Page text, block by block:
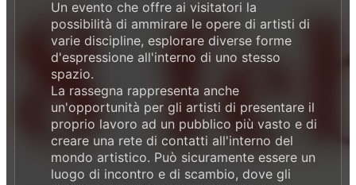
Un evento che offre ai visitatori la
possibilità di ammirare le opere di artisti di
varie discipline, esplorare diverse forme
d'espressione all'interno di uno stesso
spazio.
La rassegna rappresenta anche
un'opportunità per gli artisti di presentare il
proprio lavoro ad un pubblico più vasto e di
creare una rete di contatti all'interno del
mondo artistico. Può sicuramente essere un
luogo di incontro e di scambio, dove gli